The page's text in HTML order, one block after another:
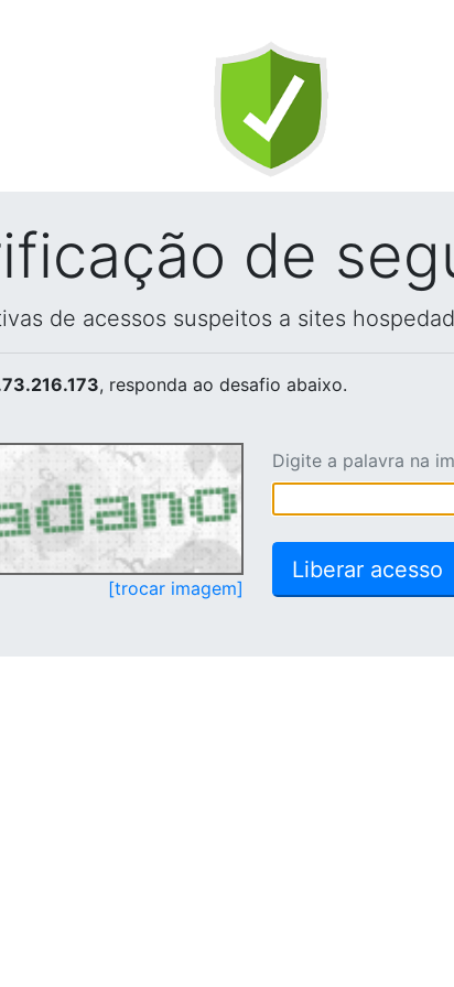
de
de acessos suspeitos a sites
, responda ao desafio abaixo.
[trocar imagem]
Digite a palavra na